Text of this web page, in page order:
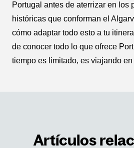
Portugal antes de aterrizar en los
históricas que conforman el
cómo adaptar todo esto a tu
de conocer todo lo que ofrece
tiempo es limitado, es viajando
Artículos